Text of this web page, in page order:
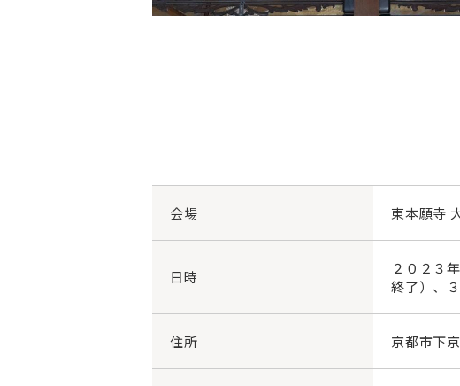
会場 東本願寺
日時
２０２３
終了）、
住所 京都市下